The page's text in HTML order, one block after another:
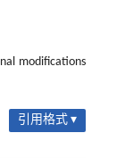
modifications
引用格式 ▾